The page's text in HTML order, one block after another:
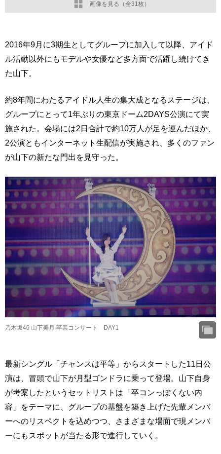
画像を見る（全31枚）
2016年9月に3期生としてグループに加入して以降、アイド
ル活動以外にもモデルや女優など多方面で活躍し続けてき
た山下。
約8年間にわたるアイドル人生の集大成となるステージは、
グループにとって1年ぶりの東京ドーム2DAYS公演にて実
施された。会場には2日合計で約10万人が足を運んだほか、
2公演ともインターネット生配信が実施され、多くのファン
が山下の新たな門出を見守った。
乃木坂46 山下美月 卒業コンサート DAY1
最新シングル「チャンスは平等」からスタートした11日公
演は、冒頭で山下が月型ゴンドラに乗って登場。山下自身
が考案したというセットリストは「卒コンっぽくない内
容」をテーマに、グループの基盤を築き上げた先輩メンバ
ーへのリスペクトを込めつつ、さまざまな場面で現メンバ
ーにもスポットが当たる形で進行していく。